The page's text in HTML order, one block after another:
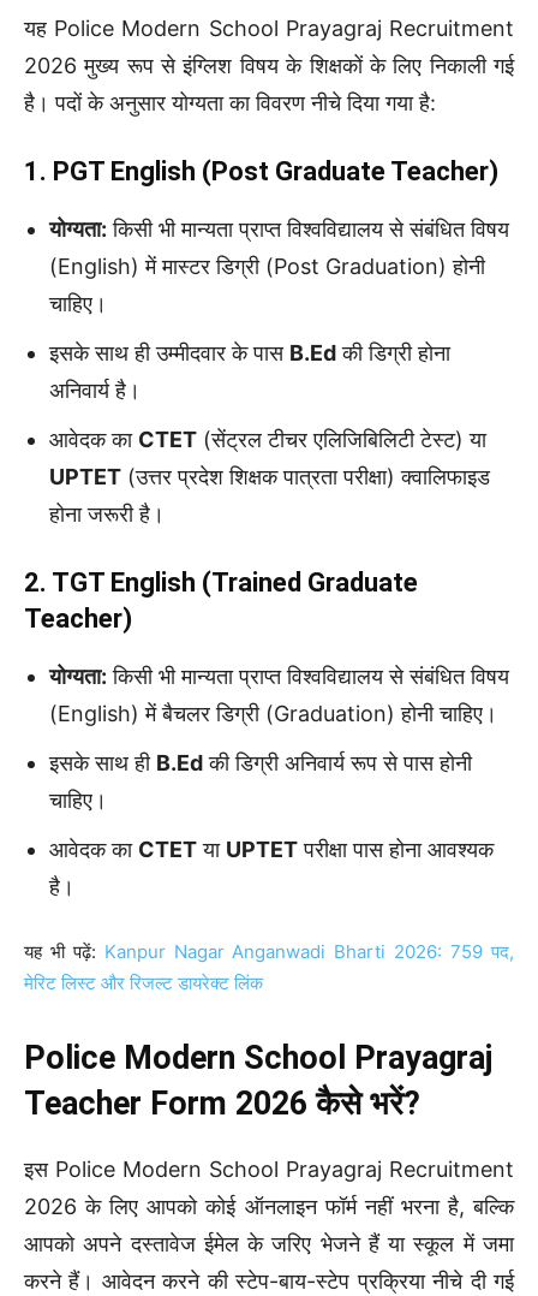
यह Police Modern School Prayagraj Recruitment
2026 मुख्य रूप से इंग्लिश विषय के शिक्षकों के लिए निकाली गई
है। पदों के अनुसार योग्यता का विवरण नीचे दिया गया है:
1. PGT English (Post Graduate Teacher)
योग्यता: किसी भी मान्यता प्राप्त विश्वविद्यालय से संबंधित विषय
(English) में मास्टर डिग्री (Post Graduation) होनी
चाहिए।
इसके साथ ही उम्मीदवार के पास B.Edकी डिग्री होना
अनिवार्य है।
आवेदक का CTET (सेंट्रल टीचर एलिजिबिलिटी टेस्ट) या
UPTET (उत्तर प्रदेश शिक्षक पात्रता परीक्षा) क्वालिफाइड
होना जरूरी है।
2. TGT English (Trained Graduate
Teacher)
योग्यता: किसी भी मान्यता प्राप्त विश्वविद्यालय से संबंधित विषय
(English) में बैचलर डिग्री (Graduation) होनी चाहिए।
इसके साथ ही B.Edकी डिग्री अनिवार्य रूप से पास होनी
चाहिए।
आवेदक का CTETया UPTETपरीक्षा पास होना आवश्यक
है।
यह भी पढ़ें: Kanpur Nagar Anganwadi Bharti 2026: 759 पद,
मेरिट लिस्ट और रिजल्ट डायरेक्ट लिंक
Police Modern School Prayagraj
Teacher Form 2026 कैसे भरें?
इस Police Modern School Prayagraj Recruitment
2026 के लिए आपको कोई ऑनलाइन फॉर्म नहीं भरना है, बल्कि
आपको अपने दस्तावेज ईमेल के जरिए भेजने हैं या स्कूल में जमा
करने हैं। आवेदन करने की स्टेप-बाय-स्टेप प्रक्रिया नीचे दी गई